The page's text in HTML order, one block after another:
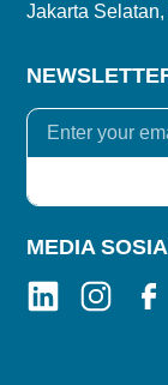
Jakarta
MEDIA